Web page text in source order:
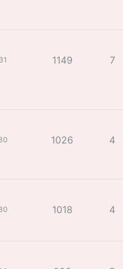
1149 7
1026 4
1018 4